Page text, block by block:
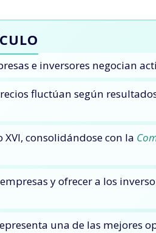
e inversores negocian
fluctúan según
XVI, consolidándose con la
y ofrecer a los
una de las mejores